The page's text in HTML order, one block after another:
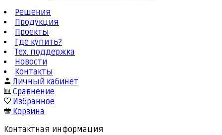
Решения
Продукция
Проекты
Где купить?
Тех. поддержка
Новости
Контакты
Личный кабинет
Сравнение
Избранное
Корзина
Контактная информация